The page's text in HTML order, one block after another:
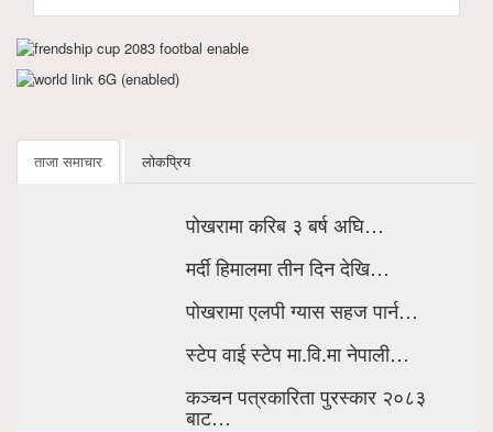
ताजा समाचार लोकप्रिय
पोखरामा करिब ३ बर्ष अघि…
मर्दी हिमालमा तीन दिन देखि…
पोखरामा एलपी ग्यास सहज पार्न…
स्टेप वाई स्टेप मा.वि.मा नेपाली…
कञ्चन पत्रकारिता पुरस्कार २०८३
बाट…